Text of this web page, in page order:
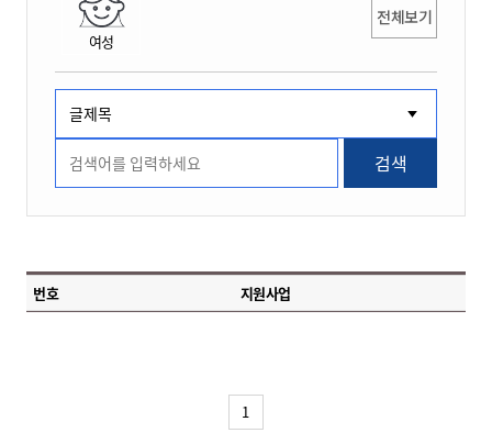
여성
전체보기
검색
번호 지원사업
1